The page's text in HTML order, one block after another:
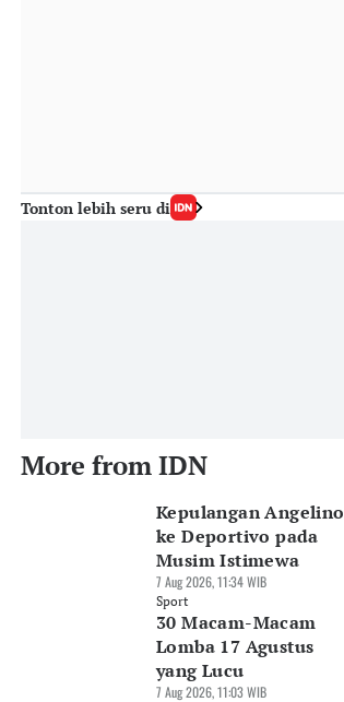
Tonton lebih seru di
More from IDN
Kepulangan Angelino
ke Deportivo pada
Musim Istimewa
7 Aug 2026, 11:34 WIB
Sport
30 Macam-Macam
Lomba 17 Agustus
yang Lucu
7 Aug 2026, 11:03 WIB